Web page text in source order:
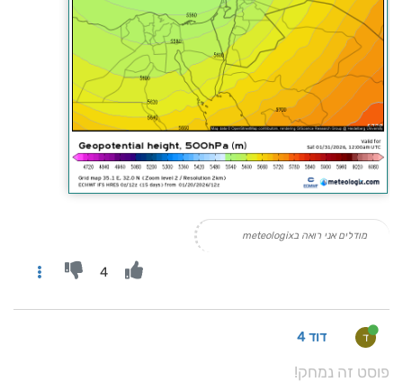
מודלים אני רואה בmeteologix
4
ד דוד 4
פוסט זה נמחק!